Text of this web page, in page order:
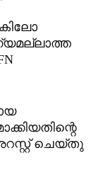
ചെയ്തു